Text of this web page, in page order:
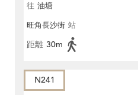
往 油塘
旺角長沙街 站
距離 30m
N241